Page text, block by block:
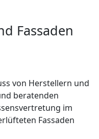
Fassaden
von Herstellern und
beratenden
im
Fassaden